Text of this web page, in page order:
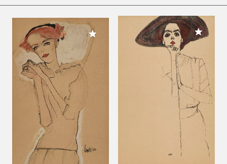
Meiner Sammlung hinzufügen Meiner